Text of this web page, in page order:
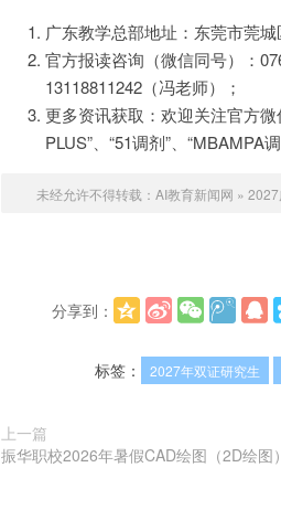
广东教学总部地址：东莞市莞
官方报读咨询（微信同号）：
13118811242（冯老师）；
更多资讯获取：欢迎关注官方微
PLUS”、“51调剂”、“MBAMPA调
未经允许不得转载： AI教育新闻网 »
分享到：
标签： 2027年双证研究生
上一篇
振华职校2026年暑假CAD绘图（2D绘图